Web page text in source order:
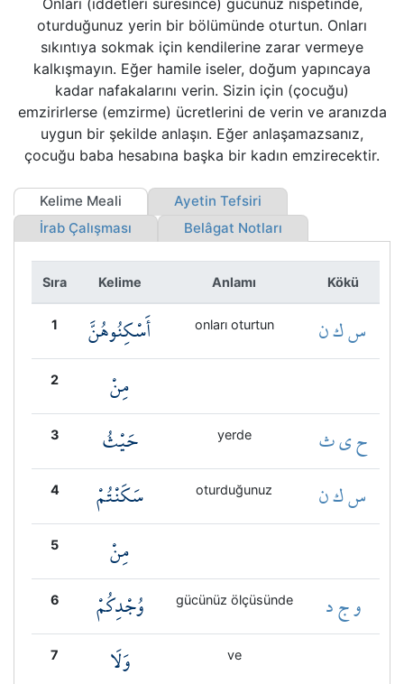
Kökler
Üyelik
Onları (iddetleri süresince) gücünüz nispetinde,
oturduğunuz yerin bir bölümünde oturtun. Onları
sıkıntıya sokmak için kendilerine zarar vermeye
kalkışmayın. Eğer hamile iseler, doğum yapıncaya
kadar nafakalarını verin. Sizin için (çocuğu)
emzirirlerse (emzirme) ücretlerini de verin ve aranızda
uygun bir şekilde anlaşın. Eğer anlaşamazsanız,
çocuğu baba hesabına başka bir kadın emzirecektir.
Kelime Meali
Ayetin Tefsiri
İrab Çalışması
Belâgat Notları
Sıra Kelime Anlamı Kökü
1 أَسْكِنُوهُنَّ onları oturtun س ك ن
2 مِنْ
3 حَيْثُ yerde ح ي ث
4 سَكَنْتُمْ oturduğunuz س ك ن
5 مِنْ
6 وُجْدِكُمْ gücünüz ölçüsünde و ج د
7 وَلَا ve